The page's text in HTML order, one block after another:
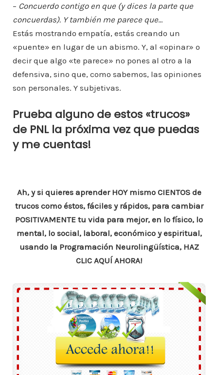
– Concuerdo contigo en que (y dices la parte que
concuerdas). Y también me parece que…
Estás mostrando empatía, estás creando un
«puente» en lugar de un abismo. Y, al «opinar» o
decir que algo «te parece» no pones al otro a la
defensiva, sino que, como sabemos, las opiniones
son personales. Y subjetivas.
Prueba alguno de estos «trucos»
de PNL la próxima vez que puedas
y me cuentas!
Ah, y si quieres aprender HOY mismo CIENTOS de
trucos como éstos, fáciles y rápidos, para cambiar
POSITIVAMENTE tu vida para mejor, en lo físico, lo
mental, lo social, laboral, económico y espiritual,
usando la Programación Neurolingüística, HAZ
CLIC AQUÍ AHORA!